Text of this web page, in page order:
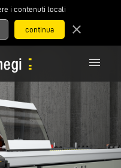
i contenuti locali
close
menu